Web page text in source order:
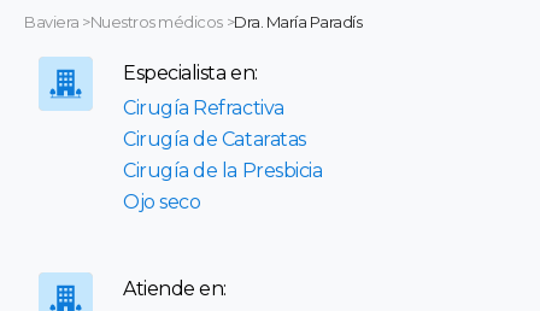
Baviera >Nuestros médicos >Dra. María Paradís
Especialista en:
Cirugía Refractiva
Cirugía de Cataratas
Cirugía de la Presbicia
Ojo seco
Atiende en: